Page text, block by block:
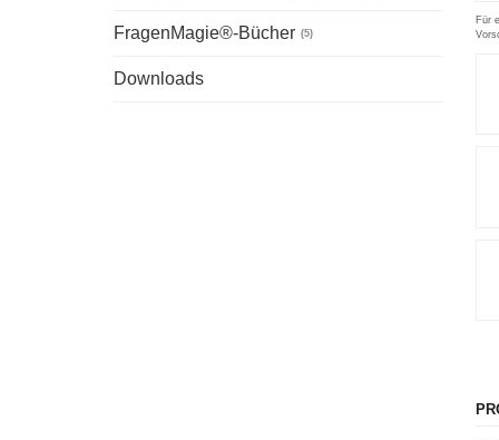
FragenMagie®-Bücher (5)
Downloads
Für